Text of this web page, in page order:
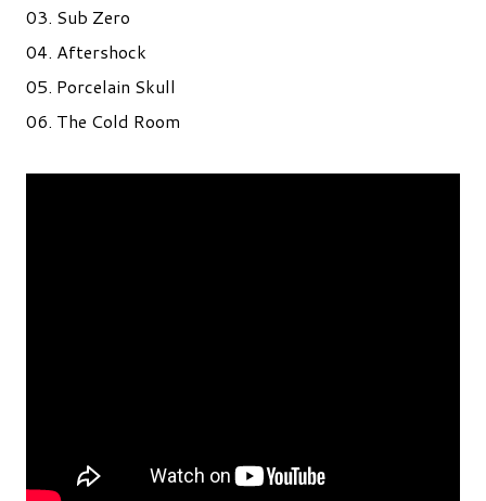
03. Sub Zero
04. Aftershock
05. Porcelain Skull
06. The Cold Room